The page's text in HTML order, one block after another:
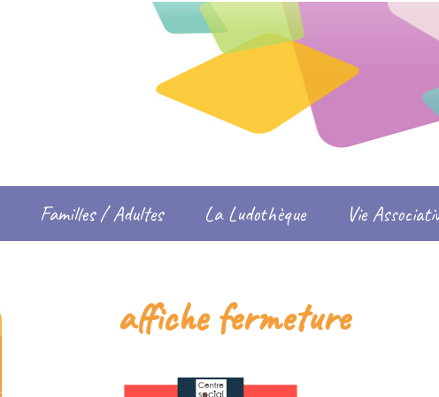
Familles / Adultes La Ludothèque Vie
affiche fermeture